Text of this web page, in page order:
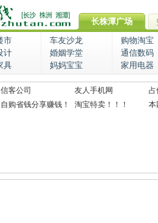
长株潭广场
市 车友沙龙
购物淘宝
计 婚姻学堂
通信数码
具 妈妈宝宝 家用电器
信客公司 友人手机网
占
自购省钱分享赚钱！
淘宝特卖！！！ 本